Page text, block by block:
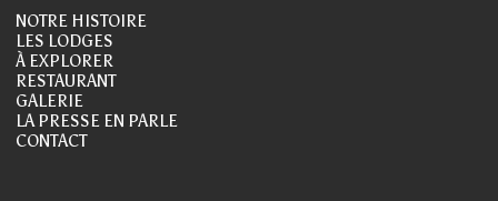
NOTRE HISTOIRE
LES LODGES
À EXPLORER
RESTAURANT
GALERIE
LA PRESSE EN PARLE
CONTACT